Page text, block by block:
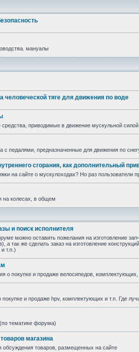
мануалы
человеческой тяге для движения по воде
приводимые в движение мускульной силой
с педалями, предназначенные для движения по
сгорания, как дополнительный
на сайте о мускулоходах? Но раз пользователи
на колесах, в общем
и поиск исполнителя
можно оставить пожелания на изготовление
а так же сделать заказ на изготовление
и т.п.)
о покупке и продаже велосипедов,
покупке и продаже hpv, комплектующих и т.п. Где
тематике форума)
магазина
обсуждения товаров, размещенных на сайте